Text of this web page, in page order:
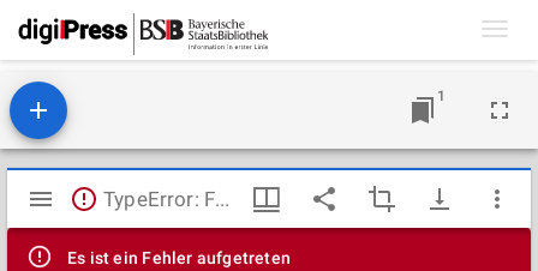
1
Mirador
Viewer
TypeError: Failed to fetch
Es ist ein Fehler aufgetreten